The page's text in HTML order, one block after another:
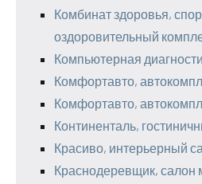
Комбинат здоровья,
оздоровительный
Компьютерная
Комфортавто,
Комфортавто,
Континенталь,
Красиво, интерьерный
Краснодеревщик, салон